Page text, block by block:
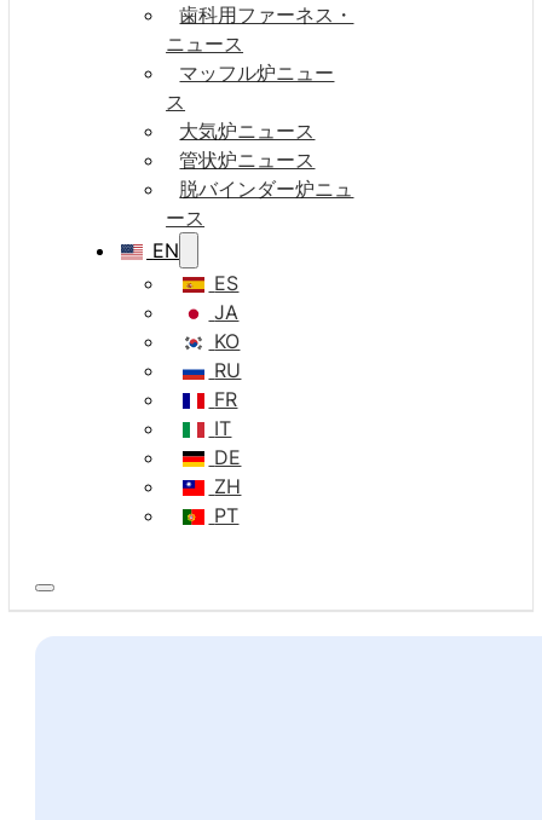
歯科用ファーネス・
ニュース
マッフル炉ニュー
ス
大気炉ニュース
管状炉ニュース
脱バインダー炉ニュ
ース
EN
ES
JA
KO
RU
FR
IT
DE
ZH
PT